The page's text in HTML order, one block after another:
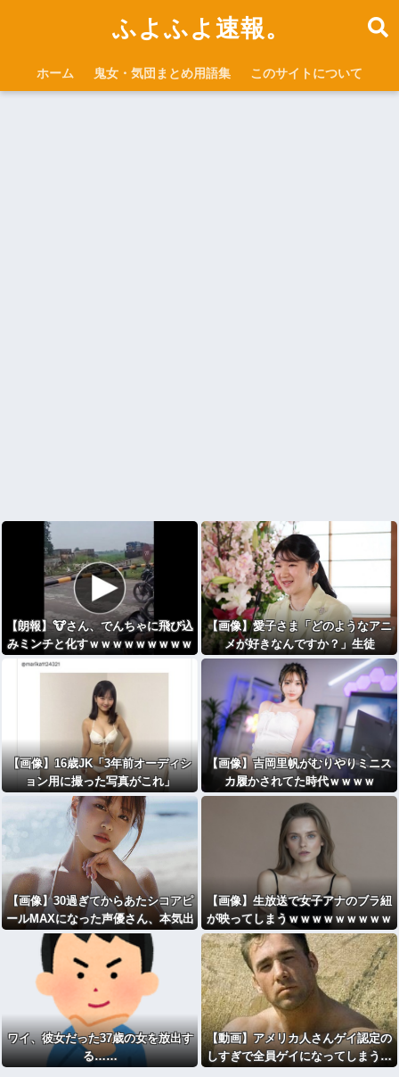
ふよふよ速報。
ホーム 鬼女・気団まとめ用語集 このサイトについて
【朗報】🐮さん、でんちゃに飛び込
みミンチと化すｗｗｗｗｗｗｗｗｗ
【画像】愛子さま「どのようなアニ
メが好きなんですか？」生徒
「・・・」⇒！！！
【画像】16歳JK「3年前オーディシ
ョン用に撮った写真がこれ」
【画像】吉岡里帆がむりやりミニス
カ履かされてた時代ｗｗｗｗ
【画像】30過ぎてからあたシコアピ
ールMAXになった声優さん、本気出
すｗｗｗｗｗｗｗｗｗｗ❤
【画像】生放送で女子アナのブラ紐
が映ってしまうｗｗｗｗｗｗｗｗｗ
ｗｗｗ
ワイ、彼女だった37歳の女を放出す
る……
【動画】アメリカ人さんゲイ認定の
しすぎで全員ゲイになってしまう…